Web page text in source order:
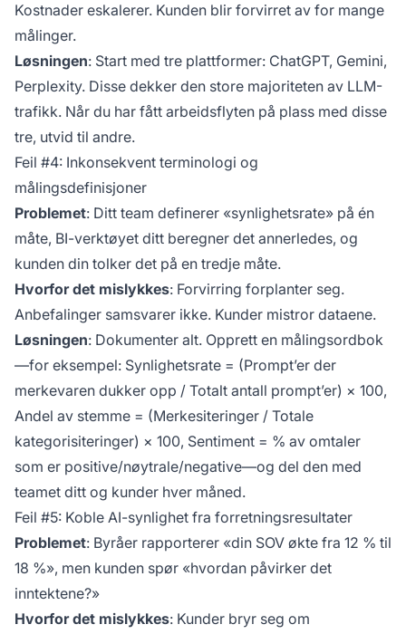
Kostnader eskalerer. Kunden blir forvirret av for mange
målinger.
Løsningen: Start med tre plattformer: ChatGPT, Gemini,
Perplexity. Disse dekker den store majoriteten av LLM-
trafikk. Når du har fått arbeidsflyten på plass med disse
tre, utvid til andre.
Feil #4: Inkonsekvent terminologi og
målingsdefinisjoner
Problemet: Ditt team definerer «synlighetsrate» på én
måte, BI-verktøyet ditt beregner det annerledes, og
kunden din tolker det på en tredje måte.
Hvorfor det mislykkes: Forvirring forplanter seg.
Anbefalinger samsvarer ikke. Kunder mistror dataene.
Løsningen: Dokumenter alt. Opprett en målingsordbok
—for eksempel: Synlighetsrate = (Prompt’er der
merkevaren dukker opp / Totalt antall prompt’er) × 100,
Andel av stemme = (Merkesiteringer / Totale
kategorisiteringer) × 100, Sentiment = % av omtaler
som er positive/nøytrale/negative—og del den med
teamet ditt og kunder hver måned.
Feil #5: Koble AI-synlighet fra forretningsresultater
Problemet: Byråer rapporterer «din SOV økte fra 12 % til
18 %», men kunden spør «hvordan påvirker det
inntektene?»
Hvorfor det mislykkes: Kunder bryr seg om